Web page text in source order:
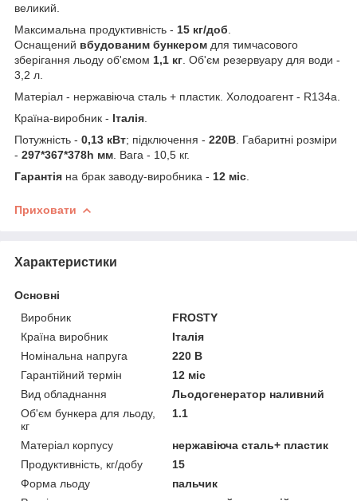
великий.
Максимальна продуктивність - 15 кг/доб
Оснащений вбудованим бункером для тимчасового
зберігання льоду об'ємом 1,1 кг . Об'єм резервуару для води -
3,2 л.
Матеріал - нержавіюча сталь + пластик. Холодоагент - R134a.
Країна-виробник - Італія
Потужність - 0,13 кВт; підключення - 220В . Габаритні розміри
- 297*367*378h мм . Вага - 10,5 кг.
Гарантія на брак заводу-виробника - 12 міс
Приховати
Характеристики
Основні
Виробник
FROSTY
Країна виробник
Італія
Номінальна напруга
220 В
Гарантійний термін
12 міс
Вид обладнання
Льодогенератор наливний
Об'єм бункера для льоду,
кг
1.1
Матеріал корпусу
нержавіюча сталь+ пластик
Продуктивність, кг/добу
15
Форма льоду
пальчик